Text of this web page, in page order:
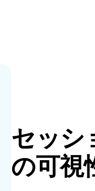
セッシ
の可視